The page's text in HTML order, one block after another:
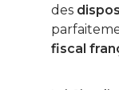
des
fiscal